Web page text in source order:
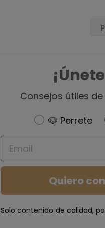
Consejos útiles
Newsletter
🐶 Perrete
Email
Quiero
Solo contenido de calidad,